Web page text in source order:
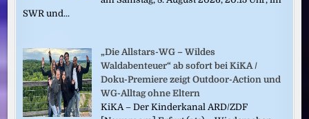
SWR und...
„Die Allstars-WG – Wildes
Waldabenteuer“ ab sofort bei KiKA /
Doku-Premiere zeigt Outdoor-Action und
WG-Alltag ohne Eltern
KiKA – Der Kinderkanal ARD/ZDF